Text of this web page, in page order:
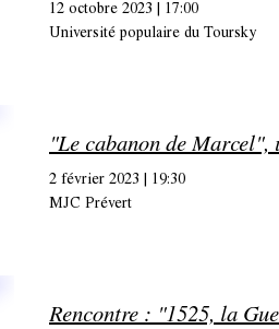
12 octobre 2023
17:00
Université populaire du Toursky
"Le cabanon de Marcel",
2 février 2023
19:30
MJC Prévert
Rencontre : "1525, la